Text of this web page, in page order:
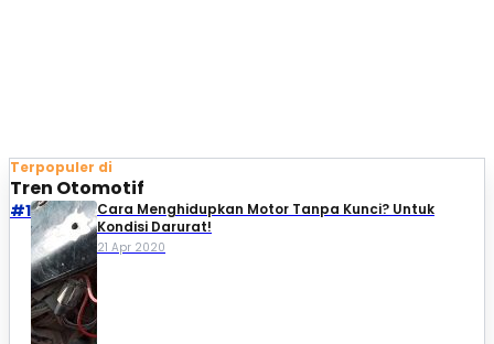
Terpopuler di
Tren Otomotif
#1
Cara Menghidupkan Motor Tanpa Kunci? Untuk
Kondisi Darurat!
21 Apr 2020